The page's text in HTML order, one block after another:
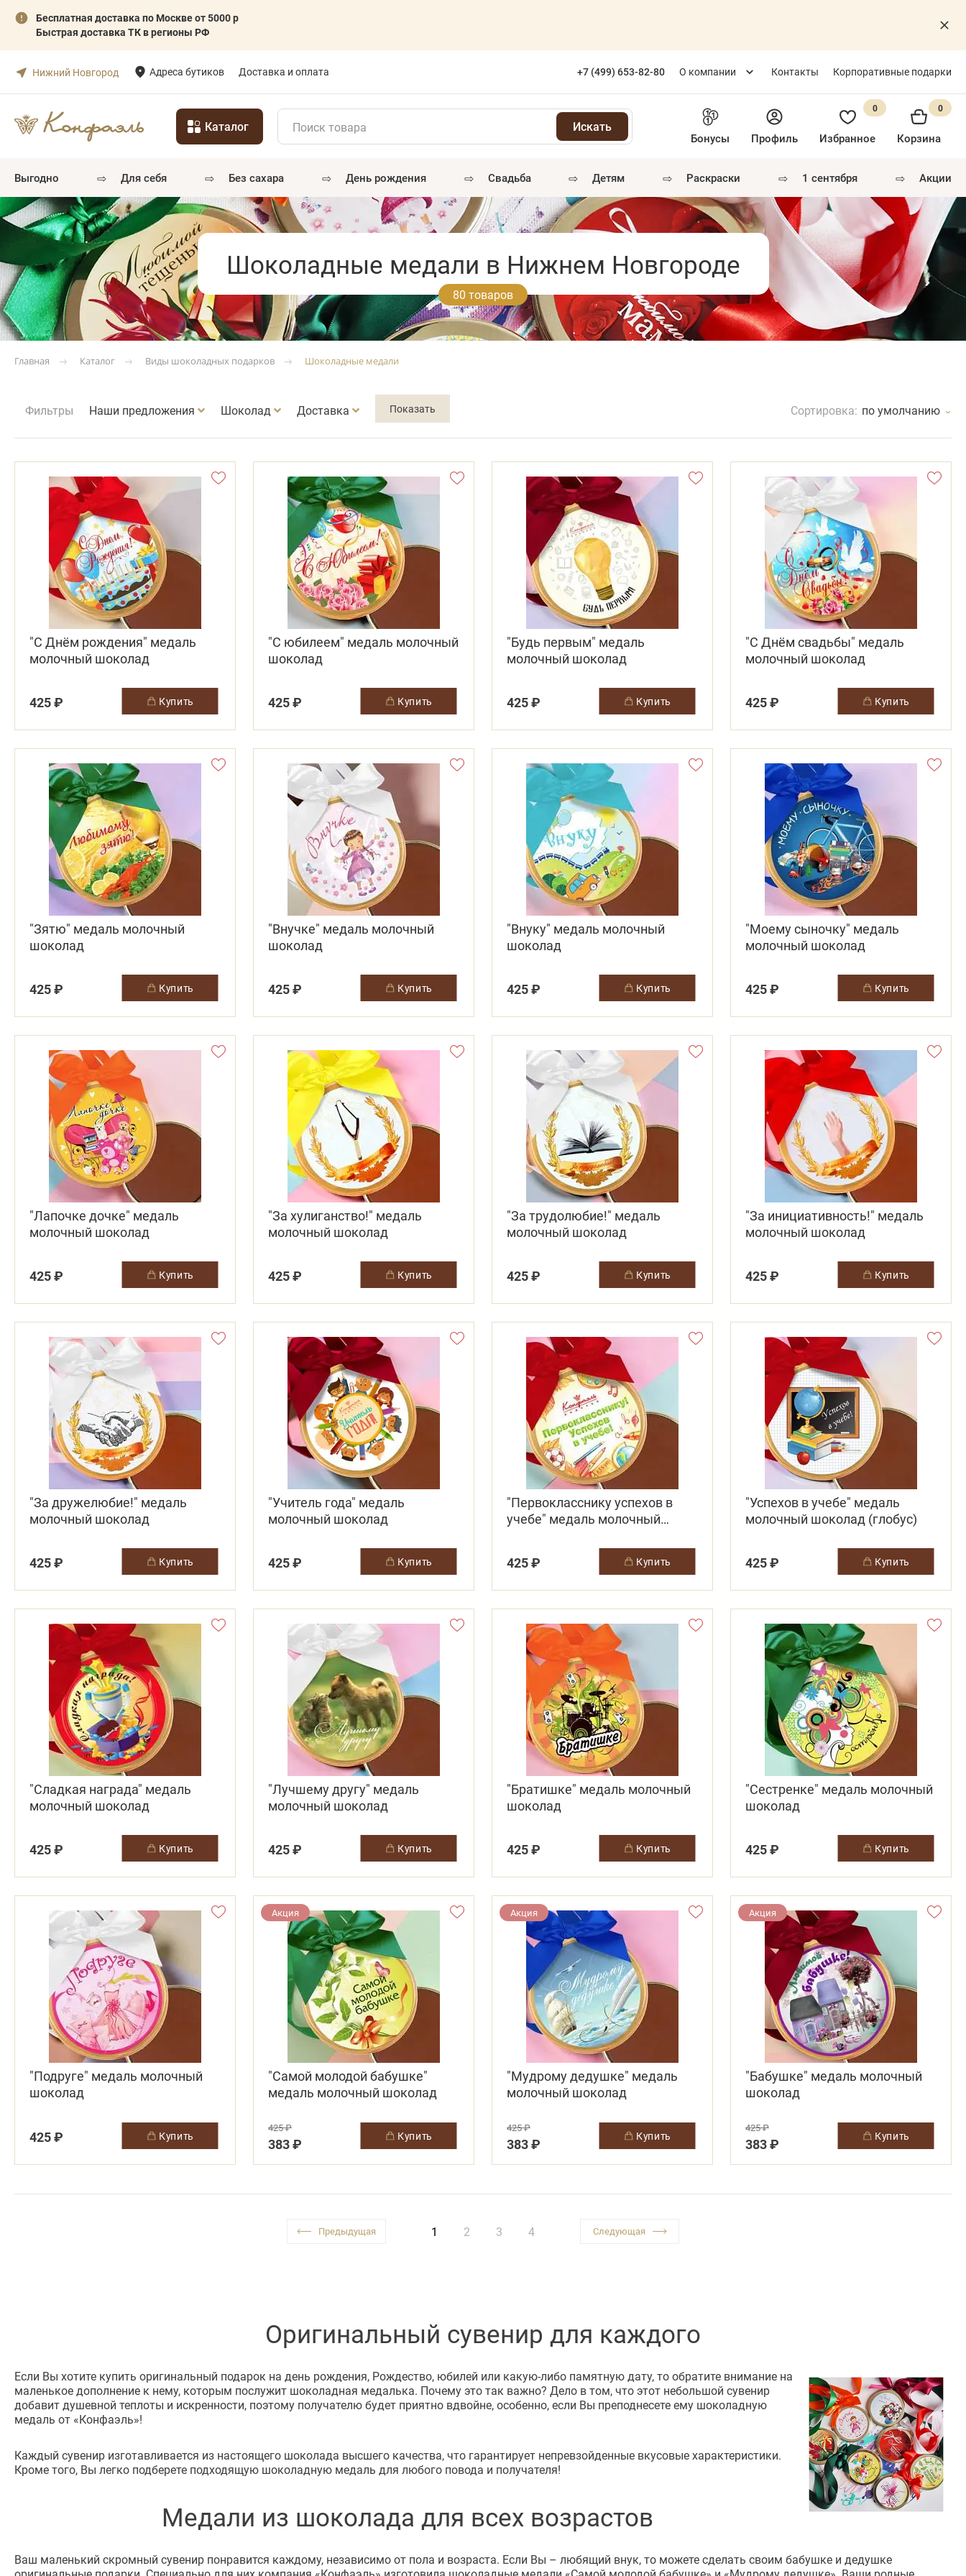
Бесплатная доставка по Москве от 5000 р
Быстрая доставка ТК в регионы РФ
Нижний Новгород Адреса бутиков Доставка и оплата +7 (499) 653-82-80 О компании Контакты Корпоративные подарки
Каталог
Бонусы Профиль Избранное
0
Корзина
0
выгодно ⇨ для себя ⇨ без сахара ⇨ день рождения ⇨ свадьба ⇨ детям ⇨ раскраски ⇨ 1 сентября ⇨ акции
Шоколадные медали в Нижнем Новгороде
80 товаров
Главная Каталог Виды шоколадных подарков Шоколадные медали
Фильтры Наши предложения Шоколад Доставка Сортировка: по умолчанию
"С Днём рождения" медаль
молочный шоколад
425 ₽ купить
"С юбилеем" медаль молочный
шоколад
425 ₽ купить
"Будь первым" медаль
молочный шоколад
425 ₽ купить
"С Днём свадьбы" медаль
молочный шоколад
425 ₽ купить
"Зятю" медаль молочный
шоколад
425 ₽ купить
"Внучке" медаль молочный
шоколад
425 ₽ купить
"Внуку" медаль молочный
шоколад
425 ₽ купить
"Моему сыночку" медаль
молочный шоколад
425 ₽ купить
"Лапочке дочке" медаль
молочный шоколад
425 ₽ купить
"За хулиганство!" медаль
молочный шоколад
425 ₽ купить
"За трудолюбие!" медаль
молочный шоколад
425 ₽ купить
"За инициативность!" медаль
молочный шоколад
425 ₽ купить
"За дружелюбие!" медаль
молочный шоколад
425 ₽ купить
"Учитель года" медаль
молочный шоколад
425 ₽ купить
"Первокласснику успехов в
учебе" медаль молочный
425 ₽
купить
"Успехов в учебе" медаль
молочный шоколад (глобус)
425 ₽ купить
"Сладкая награда" медаль
молочный шоколад
425 ₽ купить
"Лучшему другу" медаль
молочный шоколад
425 ₽ купить
"Братишке" медаль молочный
шоколад
425 ₽ купить
"Сестренке" медаль молочный
шоколад
425 ₽ купить
"Подруге" медаль молочный
шоколад
425 ₽ купить
Акция
"Самой молодой бабушке"
медаль молочный шоколад
425 ₽
383 ₽
купить
Акция
"Мудрому дедушке" медаль
молочный шоколад
425 ₽
383 ₽
купить
Акция
"Бабушке" медаль молочный
шоколад
425 ₽
383 ₽
купить
1 2 3 4
Оригинальный сувенир для каждого
Если Вы хотите купить оригинальный подарок на день рождения, Рождество, юбилей или какую-либо памятную дату, то обратите внимание на
маленькое дополнение к нему, которым послужит шоколадная медалька. Почему это так важно? Дело в том, что этот небольшой сувенир
добавит душевной теплоты и искренности, поэтому получателю будет приятно вдвойне, особенно, если Вы преподнесете ему шоколадную
медаль от «Конфаэль»!
Каждый сувенир изготавливается из настоящего шоколада высшего качества, что гарантирует непревзойденные вкусовые характеристики.
Кроме того, Вы легко подберете подходящую шоколадную медаль для любого повода и получателя!
Медали из шоколада для всех возрастов
Ваш маленький скромный сувенир понравится каждому, независимо от пола и возраста. Если Вы – любящий внук, то можете сделать своим бабушке и дедушке